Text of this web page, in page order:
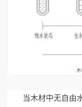
当木材中无自由